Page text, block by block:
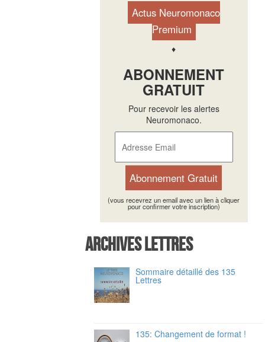
Actus Neuromonaco
Premium
♦
ABONNEMENT
GRATUIT
Pour recevoir les alertes
Neuromonaco.
(vous recevrez un email avec un lien à cliquer
pour confirmer votre inscription)
Archives Lettres
Sommaire détaillé des 135
Lettres
135: Changement de format !